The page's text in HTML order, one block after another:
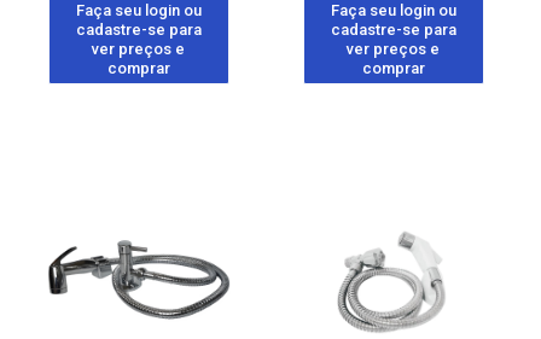
Faça seu login ou
cadastre-se para
ver preços e
comprar
Faça seu login ou
cadastre-se para
ver preços e
comprar